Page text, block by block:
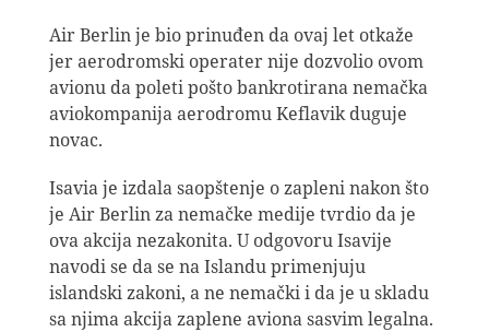
Air Berlin je bio prinuđen da ovaj let otkaže
jer aerodromski operater nije dozvolio ovom
avionu da poleti pošto bankrotirana nemačka
aviokompanija aerodromu Keflavik duguje
novac.
Isavia je izdala saopštenje o zapleni nakon što
je Air Berlin za nemačke medije tvrdio da je
ova akcija nezakonita. U odgovoru Isavije
navodi se da se na Islandu primenjuju
islandski zakoni, a ne nemački i da je u skladu
sa njima akcija zaplene aviona sasvim legalna.